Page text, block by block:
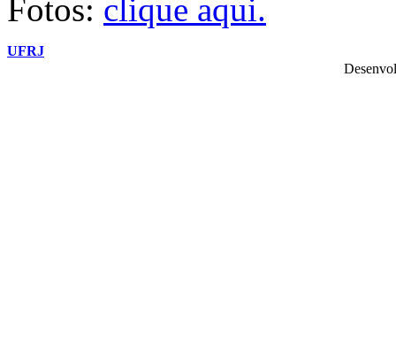
Fotos: clique aqui.
UFRJ